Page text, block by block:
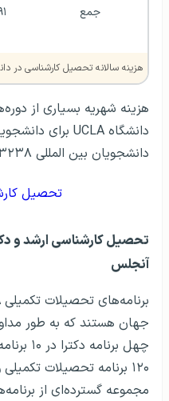
جمع
هزینه سالانه تحصیل کارشناسی در
هزینه شهریه بسیاری از
دانشجویان بین المللی ۳۳۲۳۸ دلار در سال است.
تحصیل
تحصیل کارشناسی ارشد و
آنجلس
۱۲۰ برنامه تحصیلات
مجموعه گسترده‌ای از